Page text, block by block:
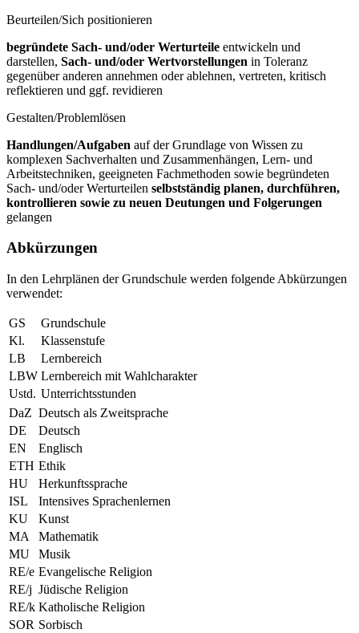
Beurteilen/Sich positionieren
begründete Sach- und/oder Werturteile entwickeln und
darstellen, Sach- und/oder Wertvorstellungen in Toleranz
gegenüber anderen annehmen oder ablehnen, vertreten, kritisch
reflektieren und ggf. revidieren
Gestalten/Problemlösen
Handlungen/Aufgaben auf der Grundlage von Wissen zu
komplexen Sachverhalten und Zusammenhängen, Lern- und
Arbeitstechniken, geeigneten Fachmethoden sowie begründeten
Sach- und/oder Werturteilen selbstständig planen, durchführen,
kontrollieren sowie zu neuen Deutungen und Folgerungen
gelangen
Abkürzungen
In den Lehrplänen der Grundschule werden folgende Abkürzungen
verwendet:
GS
Grundschule
Kl.
Klassenstufe
LB
Lernbereich
LBW Lernbereich mit Wahlcharakter
Ustd. Unterrichtsstunden
DaZ Deutsch als Zweitsprache
DE
Deutsch
EN
Englisch
ETH Ethik
HU
Herkunftssprache
ISL
Intensives Sprachenlernen
KU
Kunst
MA
Mathematik
MU
Musik
RE/e Evangelische Religion
RE/j Jüdische Religion
RE/k Katholische Religion
SOR Sorbisch